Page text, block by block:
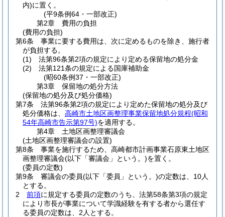
内)に置く。
(平9条例64・一部改正)
第2章
費用の負担
(費用の負担)
第6条
事業に要する費用は、次に定めるものを除き、施行者
が負担する。
(1)
法第96条第2項の規定により定める保留地の処分金
(2)
法第121条の規定による国庫補助金
(昭60条例37・一部改正)
第3章
保留地の処分方法
(保留地の処分及び処分価格)
第7条
法第96条第2項の規定により定めた保留地の処分及び
処分価格は、 高崎市土地区画整理事業保留地処分規程(昭和
54年高崎市告示第97号)を適用する。
第4章
土地区画整理審議会
(土地区画整理審議会の設置)
第8条
事業を施行するため、高崎都市計画事業石原東土地区
画整理審議会(以下「審議会」という。)を置く。
(委員の定数)
第9条
審議会の委員(以下「委員」という。)の定数は、10人
とする。
2
前項に規定する委員の定数のうち、法第58条第3項の規定
により市長が事業について学識経験を有する者から選任す
る委員の定数は、2人とする。